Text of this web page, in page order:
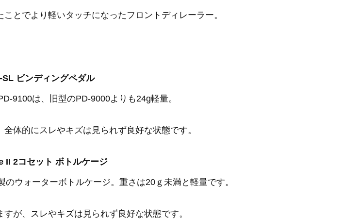
とでより軽いタッチになったフロントディレーラー。
ビンディングペダル
9100は、旧型のPD-9000よりも24g軽量。
体的にスレやキズは見られず良好な状態です。
2コセット ボトルケージ
ウォーターボトルケージ。重さは20ｇ未満と軽量です。
が、スレやキズは見られず良好な状態です。